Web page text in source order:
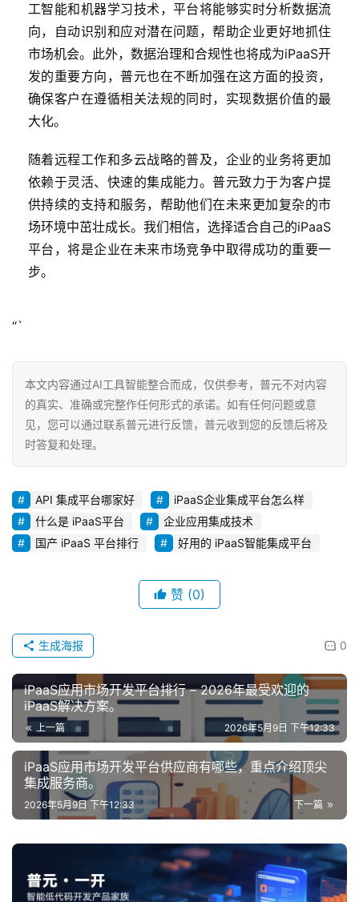
工智能和机器学习技术，平台将能够实时分析数据流
向，自动识别和应对潜在问题，帮助企业更好地抓住
市场机会。此外，数据治理和合规性也将成为iPaaS开
发的重要方向，普元也在不断加强在这方面的投资，
确保客户在遵循相关法规的同时，实现数据价值的最
大化。
随着远程工作和多云战略的普及，企业的业务将更加
依赖于灵活、快速的集成能力。普元致力于为客户提
供持续的支持和服务，帮助他们在未来更加复杂的市
场环境中茁壮成长。我们相信，选择适合自己的iPaaS
平台，将是企业在未来市场竞争中取得成功的重要一
步。
“`
本文内容通过AI工具智能整合而成，仅供参考，普元不对内容
的真实、准确或完整作任何形式的承诺。如有任何问题或意
见，您可以通过联系普元进行反馈，普元收到您的反馈后将及
时答复和处理。
API 集成平台哪家好
iPaaS企业集成平台怎么样
什么是 iPaaS平台
企业应用集成技术
国产 iPaaS 平台排行
好用的 iPaaS智能集成平台
赞 (0)
0
生成海报
iPaaS应用市场开发平台排行 – 2026年最受欢迎的
iPaaS解决方案。
上一篇 2026年5月9日 下午12:33
iPaaS应用市场开发平台供应商有哪些，重点介绍顶尖
集成服务商。
下一篇
2026年5月9日 下午12:33